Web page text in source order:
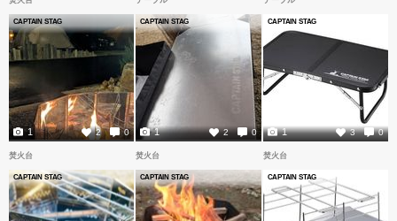
CAPTAIN STAG
2 0
1
CAPTAIN STAG
2 0
1
CAPTAIN STAG
3 0
1
焚火台
CAPTAIN STAG
焚火台
CAPTAIN STAG
焚火台
CAPTAIN STAG